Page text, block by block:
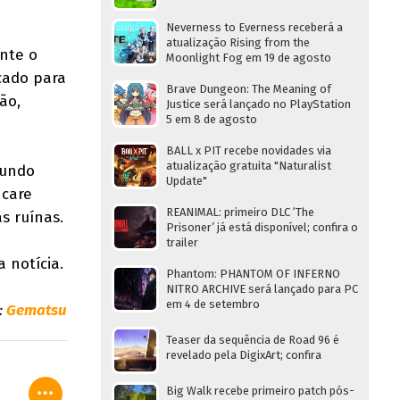
o
para
ruínas.
notícia.
Gematsu
Neverness to Everness receberá a
atualização Rising from the
Moonlight Fog em 19 de agosto
Brave Dungeon: The Meaning of
Justice será lançado no PlayStation
5 em 8 de agosto
BALL x PIT recebe novidades via
atualização gratuita "Naturalist
Update"
REANIMAL: primeiro DLC ‘The
Prisoner’ já está disponível; confira o
trailer
Phantom: PHANTOM OF INFERNO
NITRO ARCHIVE será lançado para PC
em 4 de setembro
Teaser da sequência de Road 96 é
revelado pela DigixArt; confira
Big Walk recebe primeiro patch pós-